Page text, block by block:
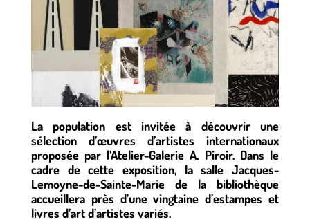
La population est invitée à découvrir une
sélection d’œuvres d’artistes internationaux
proposée par l’Atelier-Galerie A. Piroir. Dans le
cadre de cette exposition, la salle Jacques-
Lemoyne-de-Sainte-Marie de la bibliothèque
accueillera près d’une vingtaine d’estampes et
livres d’art d’artistes variés.